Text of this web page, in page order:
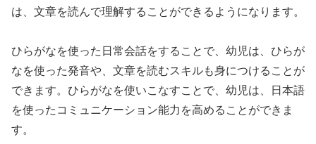
は、文章を読んで理解することができるようになります。
ひらがなを使った日常会話をすることで、幼児は、ひらが
なを使った発音や、文章を読むスキルも身につけることが
できます。ひらがなを使いこなすことで、幼児は、日本語
を使ったコミュニケーション能力を高めることができま
す。